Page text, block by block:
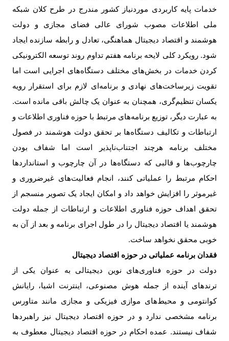
خدمات پایه کاربردی موردنیاز کشور مندرج در طرح کلان شبکه
ملی اطلاعات مصوب شورای عالی فضای مجازی و دولت
هوشمند و اقتصاد دیجیتال هماهنگی، تعادل و رابطه سازنده ایجاد
شود. رویکرد کلی لایحه برنامه هفتم تداوم روند توسعه الکترونیکی
کردن خدمات در بخش‌های مختلف دستگاه‌های اجرایی است اما
تقویت زیرساخت‌های نهادی و برنامه‌ای لازم برای استقرار رویه
یکسان تنظیم‌گری، همچنان به عنوان یک چالش باقی مانده است.
به عبارت دیگر، توزیع برنامه‌های مرتبط با حوزه فناوری اطلاعات و
ارتباطات و تکالیف دستگاه‌ها بر تحقق دولت هوشمند در فصول
مختلف برنامه هرچند اجتناب‌ناپذیر است اما شفاف بودن
چارچوب‌ها و قالبی که دستگاه‌ها در آن چارچوب و استانداردها
احکام مرتبط را عملیاتی کنند، انجام فعالیت‌های غیرضروری و
غیرموثر را افزایش خواهد داد و امکان ایجاد یک تصویر منسجم از
تحقق اهداف حوزه فناوری اطلاعات و ارتباطات از جمله دولت
هوشمند یا اقتصاد دیجیتال را در طول اجرای برنامه و بعد از آن به
خوبی محقق نخواهد ساخت.
فقدان برنامه عملیاتی در حوزه اقتصاد دیجیتال
دولت در حوزه فناوری‌های نوین دیجیتالی به عنوان یکی از
ترندهای آینده از جمله هوش مصنوعی، اینترنت اشیا، رایانش
کوانتومی و محیط‌های موازی فیزیکی و مجازی مانند متاورس
برنامه مشخصی ندارد و در حوزه اقتصاد دیجیتال نیز راهبردها
شفاف نیستند. عمده احکام در حوزه اقتصاد دیجیتال معطوف به